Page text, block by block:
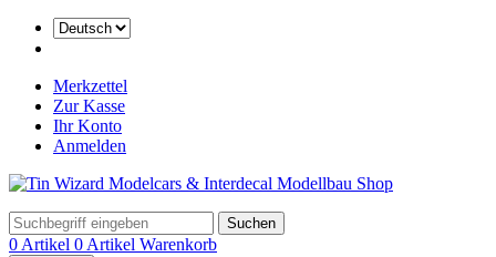
Merkzettel
Zur Kasse
Ihr Konto
Anmelden
Suchen
0 Artikel 0 Artikel Warenkorb